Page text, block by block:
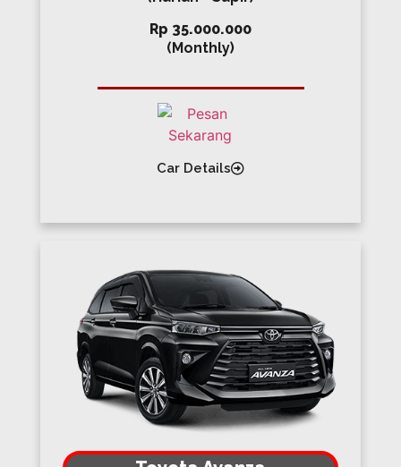
Rp 35.000.000
(Monthly)
Car Details